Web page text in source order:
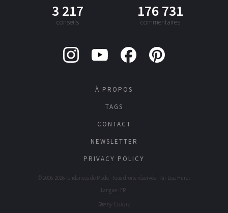
3 217
conseils
176 731
commentaires
À PROPOS
TAGS
CONTACT
NEWSLETTER
PRIVACY POLICY
© 2006-2026 Tendances de Mode - Tous droits réservés - Par Lise Huret
Langue : FR
Site by Colorz